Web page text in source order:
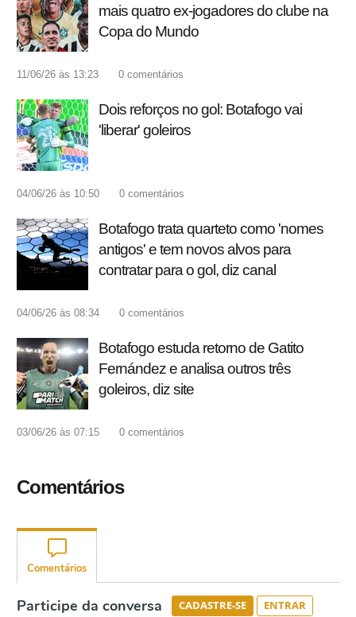
mais quatro ex-jogadores do clube na
Copa do Mundo
11/06/26 às 13:23 0 comentários
Dois reforços no gol: Botafogo vai
'liberar' goleiros
04/06/26 às 10:50 0 comentários
Botafogo trata quarteto como 'nomes
antigos' e tem novos alvos para
contratar para o gol, diz canal
04/06/26 às 08:34 0 comentários
Botafogo estuda retorno de Gatito
Fernández e analisa outros três
goleiros, diz site
03/06/26 às 07:15 0 comentários
Comentários